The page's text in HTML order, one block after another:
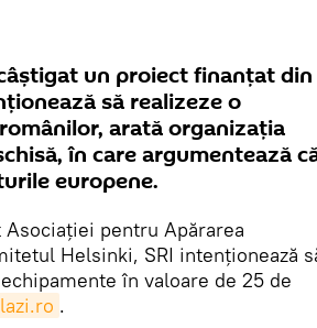
un proiect finanțat din
să realizeze o
arată organizația
în care argumentează
europene.
pentru Apărarea
Helsinki, SRI intenționează
în valoare de 25 de
.